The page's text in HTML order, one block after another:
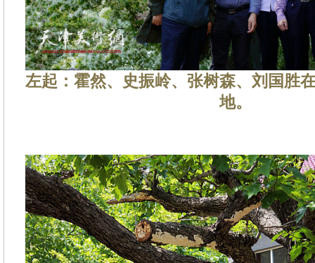
左起：霍然、史振岭、张树森、刘国胜
地。